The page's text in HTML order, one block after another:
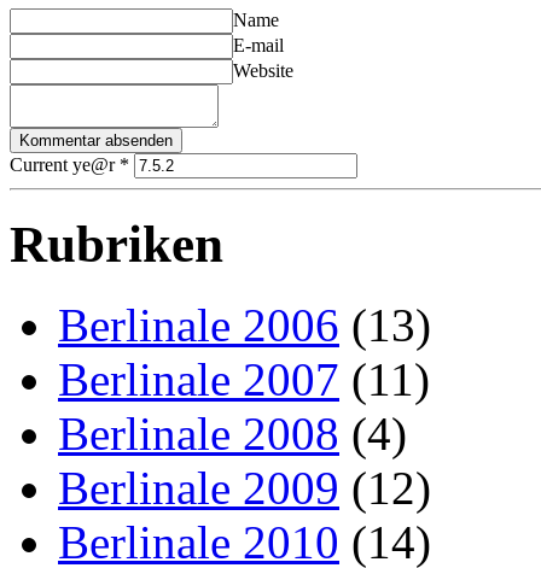
Name
E-mail
Website
Current ye@r *
Rubriken
Berlinale 2006 (13)
Berlinale 2007 (11)
Berlinale 2008 (4)
Berlinale 2009 (12)
Berlinale 2010 (14)